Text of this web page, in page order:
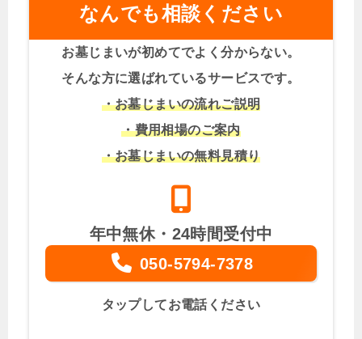
なんでも相談ください
お墓じまいが初めてでよく分からない。
そんな方に選ばれているサービスです。
・お墓じまいの流れご説明
・費用相場のご案内
・お墓じまいの無料見積り
年中無休・24時間受付中
050-5794-7378
タップしてお電話ください